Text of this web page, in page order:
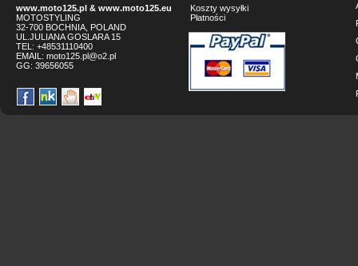
www.moto125.pl & www.moto125.eu
MOTOSTYLING
32-700 BOCHNIA, POLAND
UL.JULIANA GOSLARA 15
TEL: +48531110400
EMAIL: moto125.pl@o2.pl
GG: 39656055
Koszty wysyłki
Płatności